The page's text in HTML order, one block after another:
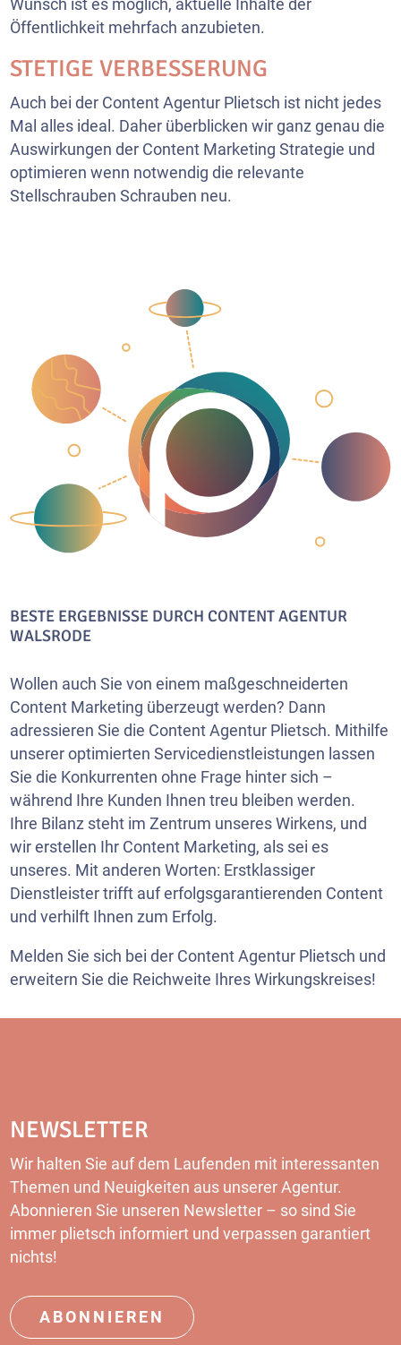
Wunsch ist es möglich, aktuelle Inhalte der
Öffentlichkeit mehrfach anzubieten.
STETIGE VERBESSERUNG
Auch bei der Content Agentur Plietsch ist nicht jedes
Mal alles ideal. Daher überblicken wir ganz genau die
Auswirkungen der Content Marketing Strategie und
optimieren wenn notwendig die relevante
Stellschrauben Schrauben neu.
BESTE ERGEBNISSE DURCH CONTENT AGENTUR
WALSRODE
Wollen auch Sie von einem maßgeschneiderten
Content Marketing überzeugt werden? Dann
adressieren Sie die Content Agentur Plietsch. Mithilfe
unserer optimierten Servicedienstleistungen lassen
Sie die Konkurrenten ohne Frage hinter sich –
während Ihre Kunden Ihnen treu bleiben werden.
Ihre Bilanz steht im Zentrum unseres Wirkens, und
wir erstellen Ihr Content Marketing, als sei es
unseres. Mit anderen Worten: Erstklassiger
Dienstleister trifft auf erfolgsgarantierenden Content
und verhilft Ihnen zum Erfolg.
Melden Sie sich bei der Content Agentur Plietsch und
erweitern Sie die Reichweite Ihres Wirkungskreises!
NEWSLETTER
Wir halten Sie auf dem Laufenden mit interessanten
Themen und Neuigkeiten aus unserer Agentur.
Abonnieren Sie unseren Newsletter – so sind Sie
immer plietsch informiert und verpassen garantiert
nichts!
ABONNIEREN